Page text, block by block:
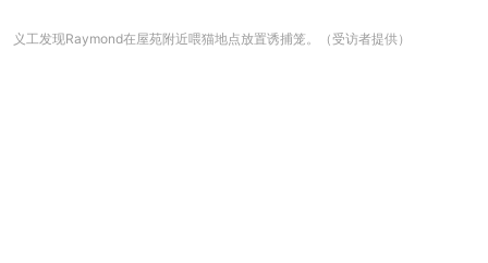
义工发现Raymond在屋苑附近喂猫地点放置诱捕笼。（受访者提供）